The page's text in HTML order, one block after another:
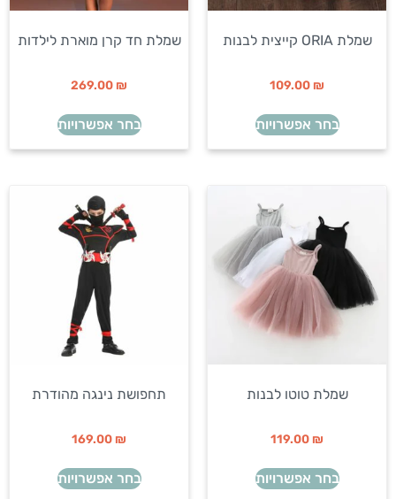
שמלת ORIA קייצית לבנות
109.00 ₪
בחר אפשרויות
שמלת חד קרן מוארת לילדות
269.00 ₪
בחר אפשרויות
שמלת טוטו לבנות
119.00 ₪
בחר אפשרויות
תחפושת נינגה מהודרת
169.00 ₪
בחר אפשרויות